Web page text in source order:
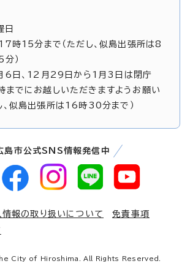
日
時15分まで（ただし、似島出張所は8
）
6日、12月29日から1月3日は閉庁
までにお越しいただきますようお願い
、似島出張所は16時30分まで）
島市公式SNS情報発信中
情報の取り扱いについて
免責事項
City of Hiroshima. All Rights Reserved.